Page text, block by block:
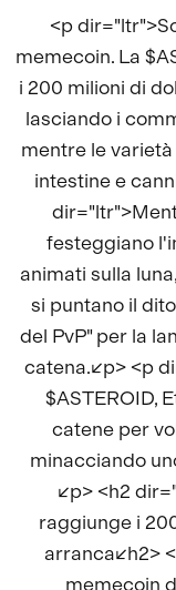
<p
memecoin. La
i 200 milioni di
lasciando i
mentre le
intestine e
festeggiano
animati sulla
si puntano il
del PvP" per la
catena.</p> <p
$ASTEROID,
catene per
minacciando
</p> <h2
raggiunge i
arranca</h2>
memecoin